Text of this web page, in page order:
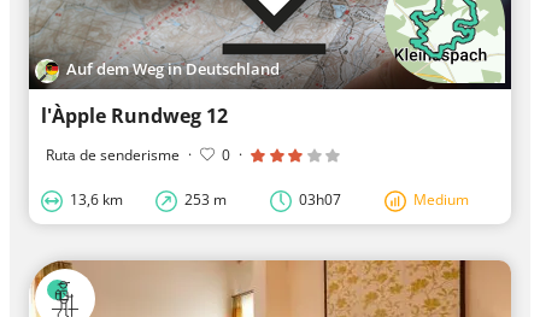
Auf dem Weg in Deutschland
l'Àpple Rundweg 12
Ruta de senderisme · 0 ·
13,6 km 253 m 03h07 Medium